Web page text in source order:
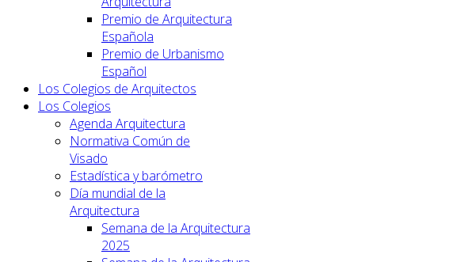
Premio de Arquitectura
Española
Premio de Urbanismo
Español
Los Colegios de Arquitectos
Los Colegios
Agenda Arquitectura
Normativa Común de
Visado
Estadística y barómetro
Día mundial de la
Arquitectura
Semana de la Arquitectura
2025